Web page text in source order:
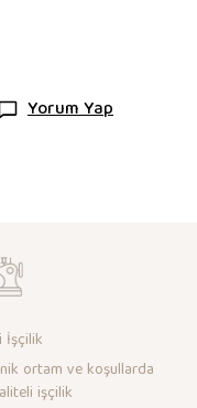
Yorum Yap
İşçilik
ortam ve koşullarda
işçilik